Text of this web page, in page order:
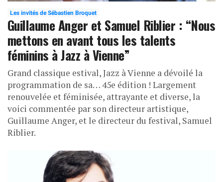
Les invités de Sébastien Broquet
Guillaume Anger et Samuel Riblier : “Nous
mettons en avant tous les talents
féminins à Jazz à Vienne”
Grand classique estival, Jazz à Vienne a dévoilé la
programmation de sa… 45e édition ! Largement
renouvelée et féminisée, attrayante et diverse, la
voici commentée par son directeur artistique,
Guillaume Anger, et le directeur du festival, Samuel
Riblier.